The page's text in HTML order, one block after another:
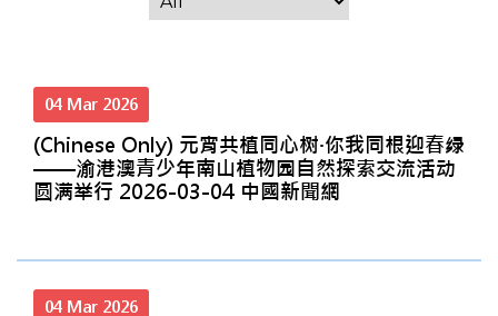
04 Mar 2026
(Chinese Only) 元宵共植同心树·你我同根迎春绿
——渝港澳青少年南山植物园自然探索交流活动
圆满举行 2026-03-04 中國新聞網
04 Mar 2026